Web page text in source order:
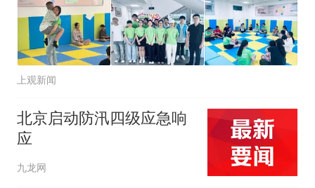
上观新闻
北京启动防汛四级应急响
应
九龙网